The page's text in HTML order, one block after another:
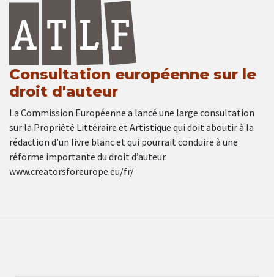
Consultation européenne sur le
droit d'auteur
La Commission Européenne a lancé une large consultation
sur la Propriété Littéraire et Artistique qui doit aboutir à la
rédaction d’un livre blanc et qui pourrait conduire à une
réforme importante du droit d’auteur.
www.creatorsforeurope.eu/fr/